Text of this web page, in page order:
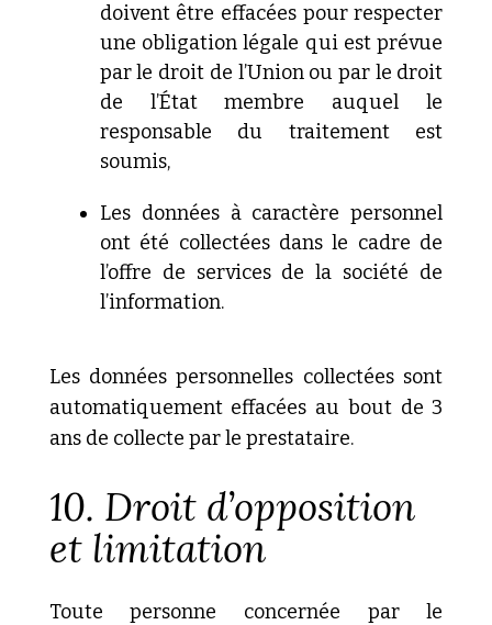
doivent être effacées pourrespecter
une obligation légale qui est prévue
par le droit de l’Union ou par le droit
de l’État membre auquel le
responsable du traitement est
soumis,
Les données à caractère personnel
ont été collectées dans le cadre de
l’offre de services de la société de
l’information.
Les données personnelles collectées sont
automatiquement effacées au bout de 3
ans de collecte par le prestataire.
10. Droit d’opposition
et limitation
Toute personne concernée par le